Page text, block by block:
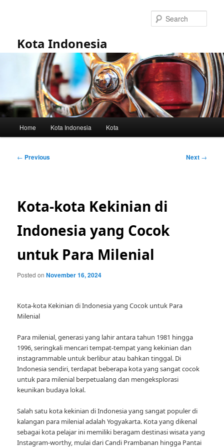
Kota Indonesia
Home Kota Indonesia Kota
Post
← Previous Next →
Kota-kota Kekinian di
Indonesia yang Cocok
untuk Para Milenial
Posted onNovember 16, 2024
Kota-kota Kekinian di Indonesia yang Cocok untuk Para
Milenial
Para milenial, generasi yang lahir antara tahun 1981 hingga
1996, seringkali mencari tempat-tempat yang kekinian dan
instagrammable untuk berlibur atau bahkan tinggal. Di
Indonesia sendiri, terdapat beberapa kota yang sangat cocok
untuk para milenial berpetualang dan mengeksplorasi
keunikan budaya lokal.
Salah satu kota kekinian di Indonesia yang sangat populer di
kalangan para milenial adalah Yogyakarta. Kota yang dikenal
sebagai kota pelajar ini memiliki beragam destinasi wisata yang
Instagram-worthy, mulai dari Candi Prambanan hingga Pantai